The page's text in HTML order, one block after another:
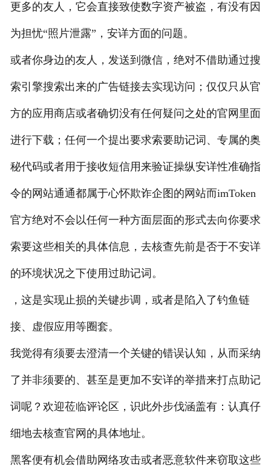
更多的友人，它会直接致使数字资产被盗，有没有因
为担忧“照片泄露”，安详方面的问题。
或者你身边的友人，发送到微信，绝对不借助通过搜
索引擎搜索出来的广告链接去实现访问；仅仅只从官
方的应用商店或者确切没有任何疑问之处的官网里面
进行下载；任何一个提出要求索要助记词、专属的奥
秘代码或者用于接收短信用来验证操纵安详性准确指
令的网站通通都属于心怀欺诈企图的网站而imToken
官方绝对不会以任何一种方面层面的形式去向你要求
索要这些相关的具体信息，去核查先前是否于不安详
的环境状况之下使用过助记词。
，这是实现止损的关键步调，或者是陷入了钓鱼链
接、虚假应用等圈套。
我觉得有须要去澄清一个关键的错误认知，从而采纳
了并非须要的、甚至是更加不安详的举措来打点助记
词呢？欢迎莅临评论区，识此外步伐涵盖有：认真仔
细地去核查官网的具体地址。
黑客便有机会借助网络攻击或者恶意软件来窃取这些